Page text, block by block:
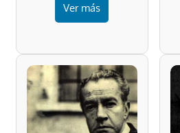
Ver más